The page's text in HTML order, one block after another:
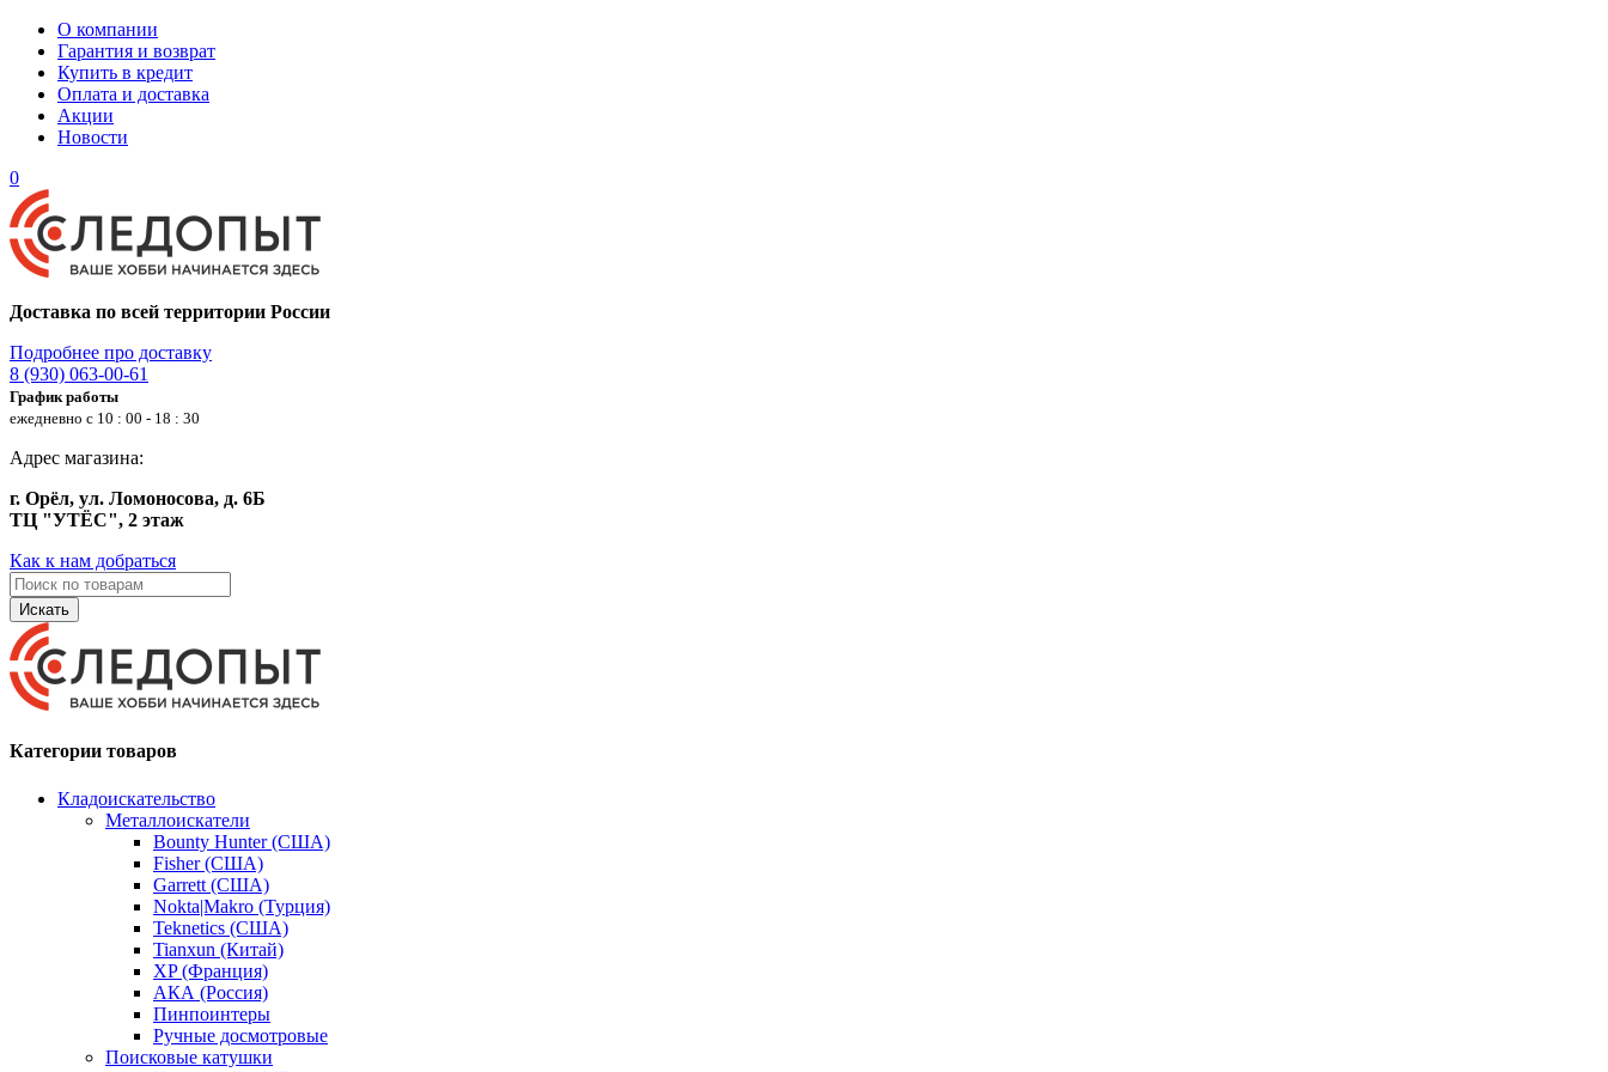
О компании
Гарантия и возврат
Купить в кредит
Оплата и доставка
Акции
Новости
0
Доставка по всей территории России
Подробнее про доставку
8 (930) 063-00-61
График работы
ежедневно с 10 : 00 - 18 : 30
Адрес магазина:
г. Орёл, ул. Ломоносова, д. 6Б
ТЦ "УТЁС", 2 этаж
Как к нам добраться
Искать
Категории товаров
Кладоискательство
Металлоискатели
Bounty Hunter (США)
Fisher (США)
Garrett (США)
Nokta|Makro (Турция)
Teknetics (США)
Tianxun (Китай)
XP (Франция)
АКА (Россия)
Пинпоинтеры
Ручные досмотровые
Поисковые катушки